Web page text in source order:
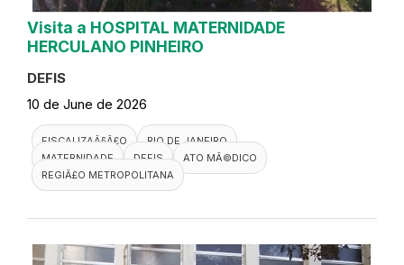
Visita a HOSPITAL MATERNIDADE
HERCULANO PINHEIRO
DEFIS
10 de June de 2026
FISCALIZAÃ§Ã£O
RIO DE JANEIRO
MATERNIDADE
DEFIS
ATO MÃ©DICO
REGIÃ£O METROPOLITANA